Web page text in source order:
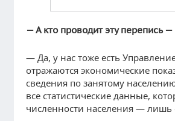
— А кто проводит эту перепись —
— Да, у нас тоже есть
отражаются экономические
сведения по занятому
все статистические данные,
численности населения — лишь